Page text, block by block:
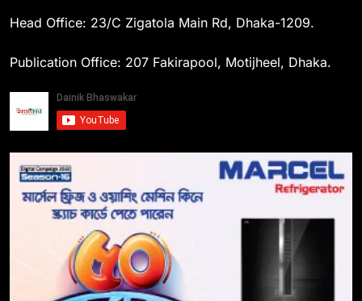
Head Office: 23/C Zigatola Main Rd, Dhaka-1209.
Publication Office: 207 Fakirapool, Motijheel, Dhaka.